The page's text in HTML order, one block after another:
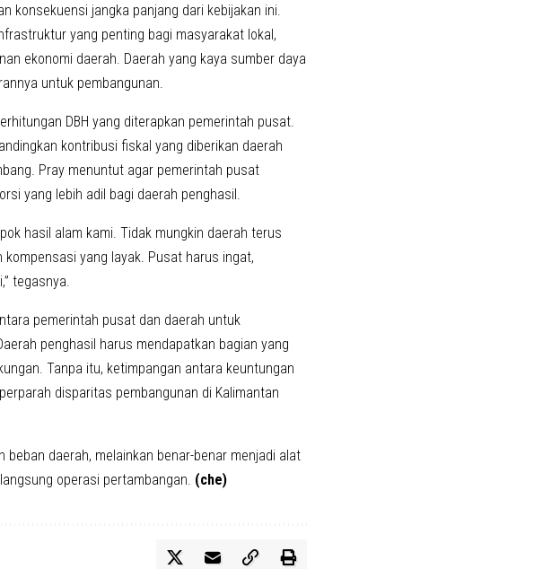
konsekuensi jangka panjang dari kebijakan ini.
yang penting bagi masyarakat lokal,
ekonomi daerah. Daerah yang kaya sumber daya
untuk pembangunan.
DBH yang diterapkan pemerintah pusat.
kontribusi fiskal yang diberikan daerah
Pray menuntut agar pemerintah pusat
yang lebih adil bagi daerah penghasil.
hasil alam kami. Tidak mungkin daerah terus
yang layak. Pusat harus ingat,
tegasnya.
pemerintah pusat dan daerah untuk
penghasil harus mendapatkan bagian yang
Tanpa itu, ketimpangan antara keuntungan
disparitas pembangunan di Kalimantan
beban daerah, melainkan benar-benar menjadi alat
operasi pertambangan. (che)